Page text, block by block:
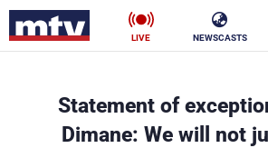
NEWSCASTS
LIVE
Statement of
Dimane: We will not